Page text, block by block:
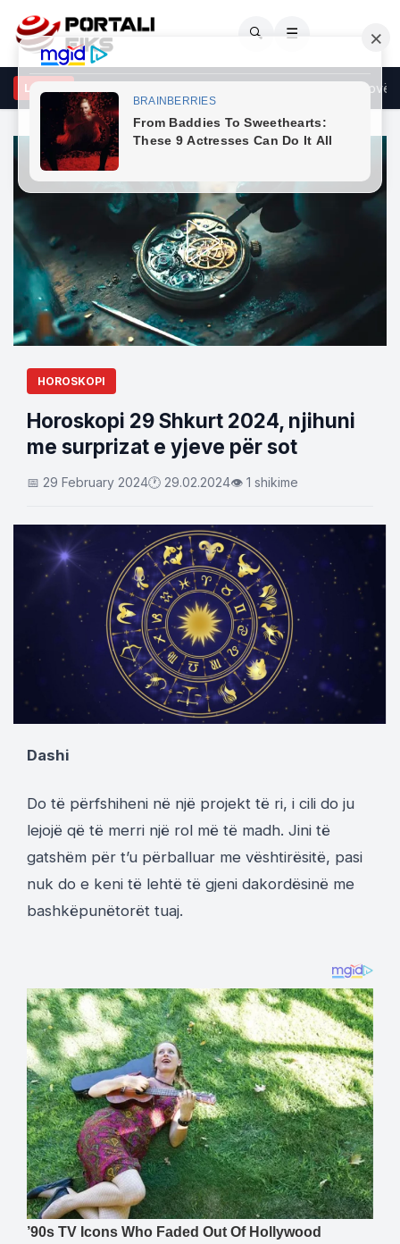
🔍 ☰
LAJME
Zelensky mund të kishte qenë më mirënjohës ndaj Kosovës
HOROSKOPI
Horoskopi 29 Shkurt 2024, njihuni
me surprizat e yjeve për sot
📅 29 February 2024🕐 29.02.2024👁 1 shikime
Dashi
Do të përfshiheni në një projekt të ri, i cili do ju
lejojë që të merri një rol më të madh. Jini të
gatshëm për t’u përballuar me vështirësitë, pasi
nuk do e keni të lehtë të gjeni dakordësinë me
bashkëpunëtorët tuaj.